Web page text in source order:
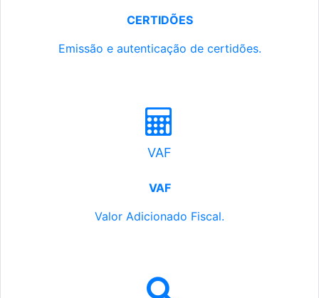
CERTIDÕES
Emissão e autenticação de certidões.
VAF
VAF
Valor Adicionado Fiscal.